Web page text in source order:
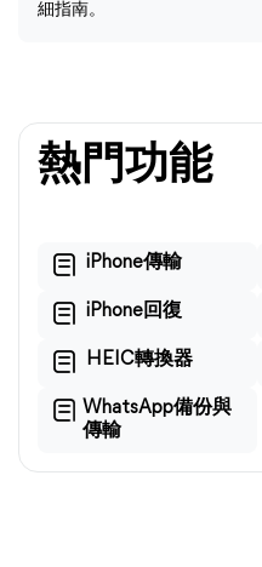
細指南。
熱門功能
iPhone傳輸
iPhone回復
HEIC轉換器
WhatsApp備份與
傳輸